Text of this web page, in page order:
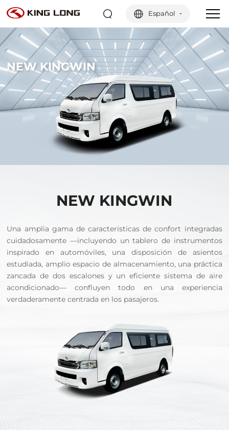
Español
NEW KINGWIN
NEW KINGWIN
Una amplia gama de características de confort integradas
cuidadosamente —incluyendo un tablero de instrumentos
inspirado en automóviles, una disposición de asientos
estudiada, amplio espacio de almacenamiento, una práctica
zancada de dos escalones y un eficiente sistema de aire
acondicionado— confluyen todo en una experiencia
verdaderamente centrada en los pasajeros.